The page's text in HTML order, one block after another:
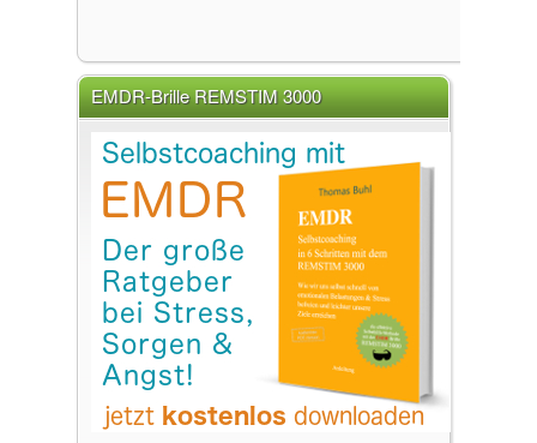
EMDR-Brille REMSTIM 3000